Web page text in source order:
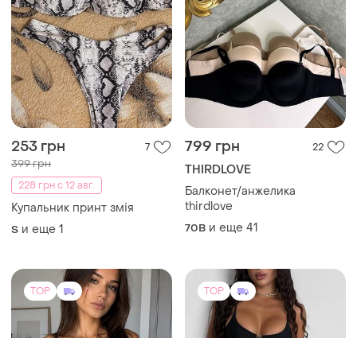
253 грн 7
399 грн
228 грн с 12 авг.
Купальник принт змія
S и еще 1
799 грн 22
THIRDLOVE
Балконет/анжелика
thirdlove
70B и еще 41
TOP TOP